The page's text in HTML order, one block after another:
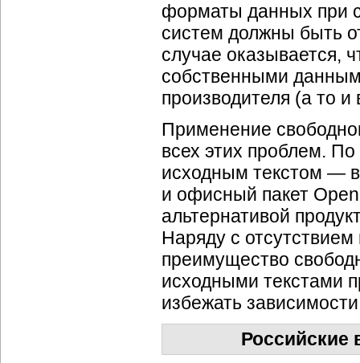
форматы данных при
систем должны быть
случае оказывается,
собственными
производителя (а то
Применение
всех этих проблем.
исходным текстом —
и офисный пакет
альтернативой
Наряду с
преимущество
исходными текстами
избежать
Российские